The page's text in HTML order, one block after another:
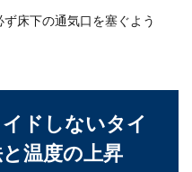
ート部分にひび割れを見つけた
床下の通気口を塞ぐよう
ドしないタイ
温度の上昇